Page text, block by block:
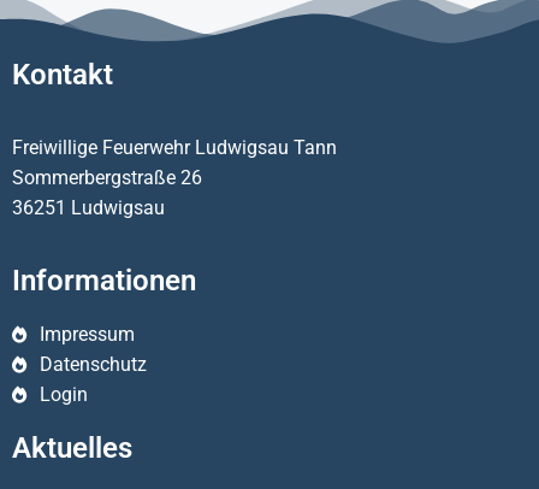
Kontakt
Freiwillige Feuerwehr Ludwigsau Tann
Sommerbergstraße 26
36251 Ludwigsau
Informationen
Impressum
Datenschutz
Login
Aktuelles